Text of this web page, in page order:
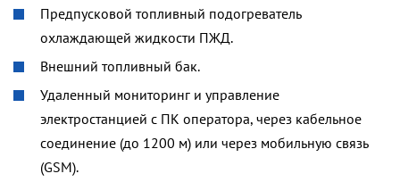
Предпусковой топливный подогреватель
охлаждающей жидкости ПЖД.
Внешний топливный бак.
Удаленный мониторинг и управление
электростанцией с ПК оператора, через кабельное
соединение (до 1200 м) или через мобильную связь
(GSM).